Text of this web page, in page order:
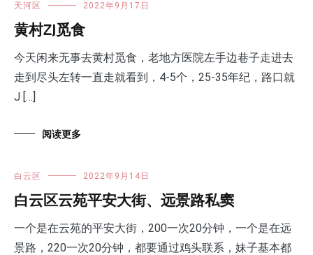
天河区 2022年9月17日
黄村ZJ觅食
今天闲来无事去黄村觅食，老地方医院左手边巷子走进去
走到尽头左转一直走就看到，4-5个，25-35年纪，路口就
J […]
阅读更多
白云区 2022年9月14日
白云区云苑平安大街、远景路私窦
一个是在云苑的平安大街，200一次20分钟，一个是在远
景路，220一次20分钟，都要通过鸡头联系，妹子基本都